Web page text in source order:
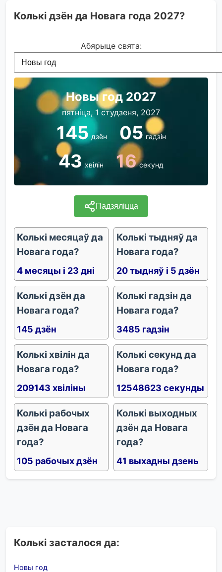
Колькі дзён да Новага года 2027?
Абярыце свята:
Новы год 2027
пятніца, 1 студзеня, 2027
145 дзён 05 гадзін
43 хвілін 16 секунд
Падзяліцца
Колькі месяцаў да
Новага года?
4 месяцы і 23 дні
Колькі тыдняў да
Новага года?
20 тыдняў і 5 дзён
Колькі дзён да
Новага года?
145 дзён
Колькі гадзін да
Новага года?
3485 гадзін
Колькі хвілін да
Новага года?
209143 хвіліны
Колькі секунд да
Новага года?
12548623 секунды
Колькі рабочых
дзён да Новага
года?
105 рабочых дзён
Колькі выходных
дзён да Новага
года?
41 выхадны дзень
Колькі засталося да:
Новы год